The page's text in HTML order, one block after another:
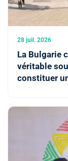
28 juil. 2026
La Bulgarie
véritable
constituer